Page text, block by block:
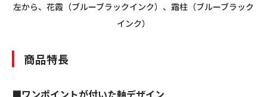
左から、花霞（ブルーブラックインク）、霜柱（ブルーブラック
インク）
商品特長
■ワンポイントが付いた軸デザイン